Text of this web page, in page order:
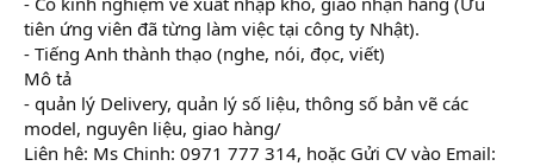
tiên ứng viên đã từng làm việc tại công ty Nhật).
- Tiếng Anh thành thạo (nghe, nói, đọc, viết)
Mô tả
- quản lý Delivery, quản lý số liệu, thông số bản vẽ các
model, nguyên liệu, giao hàng/
Liên hê: Ms Chinh: 0971 777 314, hoặc Gửi CV vào Email: